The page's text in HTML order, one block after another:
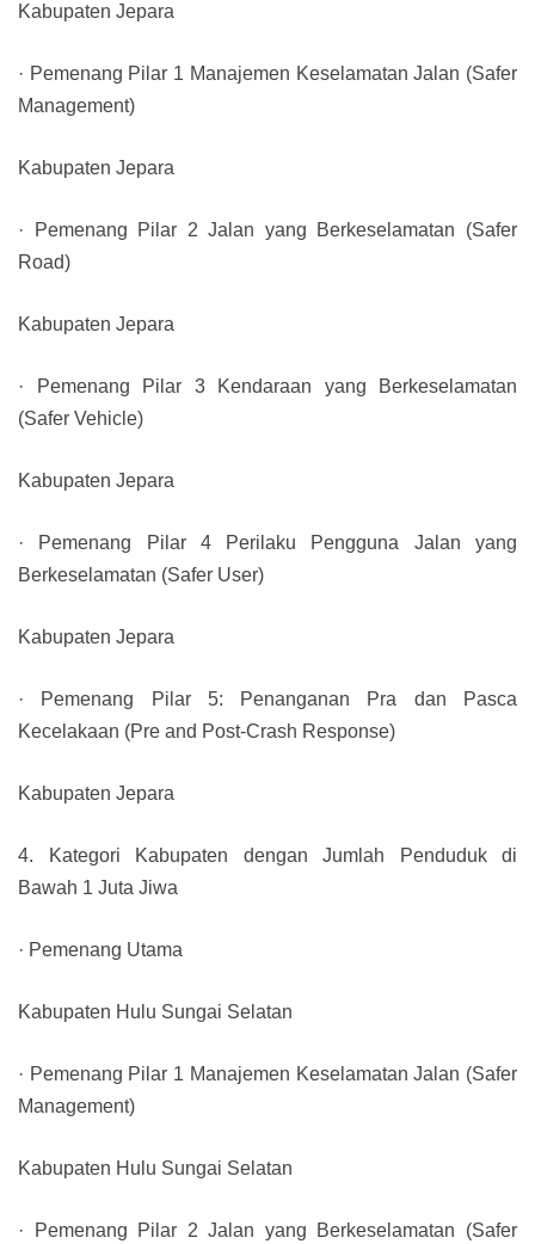
Kabupaten Jepara
· Pemenang Pilar 1 Manajemen Keselamatan Jalan (Safer
Management)
Kabupaten Jepara
· Pemenang Pilar 2 Jalan yang Berkeselamatan (Safer
Road)
Kabupaten Jepara
· Pemenang Pilar 3 Kendaraan yang Berkeselamatan
(Safer Vehicle)
Kabupaten Jepara
· Pemenang Pilar 4 Perilaku Pengguna Jalan yang
Berkeselamatan (Safer User)
Kabupaten Jepara
· Pemenang Pilar 5: Penanganan Pra dan Pasca
Kecelakaan (Pre and Post-Crash Response)
Kabupaten Jepara
4. Kategori Kabupaten dengan Jumlah Penduduk di
Bawah 1 Juta Jiwa
· Pemenang Utama
Kabupaten Hulu Sungai Selatan
· Pemenang Pilar 1 Manajemen Keselamatan Jalan (Safer
Management)
Kabupaten Hulu Sungai Selatan
· Pemenang Pilar 2 Jalan yang Berkeselamatan (Safer